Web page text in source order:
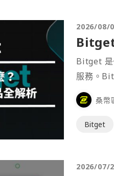
2026/08/
Bitget 是
服務。
桑幣
Bitget
2026/07/